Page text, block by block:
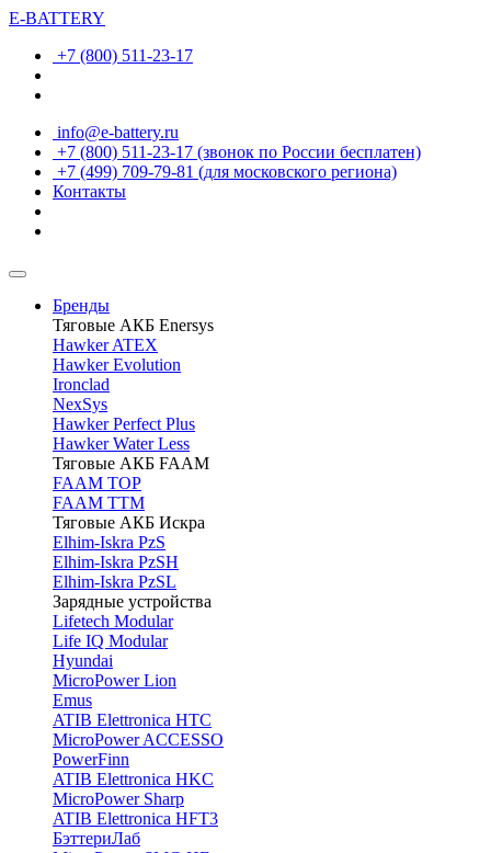
E-BATTERY
+7 (800) 511-23-17
info@e-battery.ru
+7 (800) 511-23-17 (звонок по России бесплатен)
+7 (499) 709-79-81 (для московского региона)
Контакты
Бренды
Тяговые АКБ Enersys
Hawker ATEX
Hawker Evolution
Ironclad
NexSys
Hawker Perfect Plus
Hawker Water Less
Тяговые АКБ FAAM
FAAM TOP
FAAM TTM
Тяговые АКБ Искра
Elhim-Iskra PzS
Elhim-Iskra PzSH
Elhim-Iskra PzSL
Зарядные устройства
Lifetech Modular
Life IQ Modular
Hyundai
MicroPower Lion
Emus
ATIB Elettronica HTC
MicroPower ACCESSO
PowerFinn
ATIB Elettronica HKC
MicroPower Sharp
ATIB Elettronica HFT3
БэттериЛаб